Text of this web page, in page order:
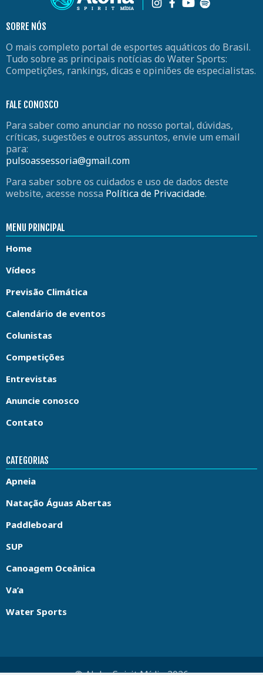
SOBRE NÓS
O mais completo portal de esportes aquáticos do Brasil.
Tudo sobre as principais notícias do Water Sports:
Competições, rankings, dicas e opiniões de especialistas.
FALE CONOSCO
Para saber como anunciar no nosso portal, dúvidas,
críticas, sugestões e outros assuntos, envie um email
para:
pulsoassessoria@gmail.com
Para saber sobre os cuidados e uso de dados deste
website, acesse nossa Política de Privacidade.
MENU PRINCIPAL
Home
Vídeos
Previsão Climática
Calendário de eventos
Colunistas
Competições
Entrevistas
Anuncie conosco
Contato
CATEGORIAS
Apneia
Natação Águas Abertas
Paddleboard
SUP
Canoagem Oceânica
Va’a
Water Sports